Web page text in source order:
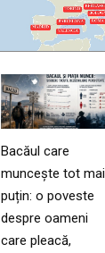
Bacăul care
muncește tot mai
puțin: o poveste
despre oameni
care pleacă,